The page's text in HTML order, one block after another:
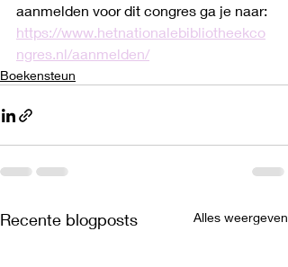
aanmelden voor dit congres ga je naar:
https://www.hetnationalebibliotheekco
ngres.nl/aanmelden/
Boekensteun
Recente blogposts Alles weergeven